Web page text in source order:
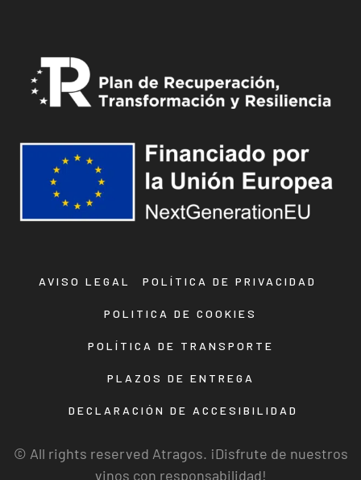
AVISO LEGAL POLÍTICA DE PRIVACIDAD
POLITICA DE COOKIES
POLÍTICA DE TRANSPORTE
PLAZOS DE ENTREGA
DECLARACIÓN DE ACCESIBILIDAD
© All rights reserved Atragos. ¡Disfrute de nuestros
vinos con responsabilidad!